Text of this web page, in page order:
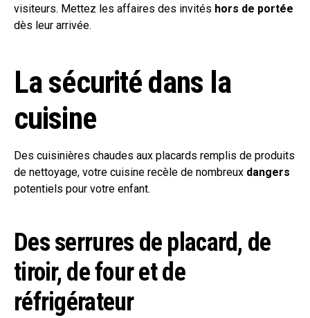
visiteurs. Mettez les affaires des invités hors de portée
dès leur arrivée.
La sécurité dans la
cuisine
Des cuisinières chaudes aux placards remplis de produits
de nettoyage, votre cuisine recèle de nombreux dangers
potentiels pour votre enfant.
Des serrures de placard, de
tiroir, de four et de
réfrigérateur